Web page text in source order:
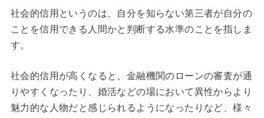
社会的信用というのは、自分を知らない第三者が自分の
ことを信用できる人間かと判断する水準のことを指しま
す。
社会的信用が高くなると、金融機関のローンの審査が通
りやすくなったり、婚活などの場において異性からより
魅力的な人物だと感じられるようになったりなど、様々